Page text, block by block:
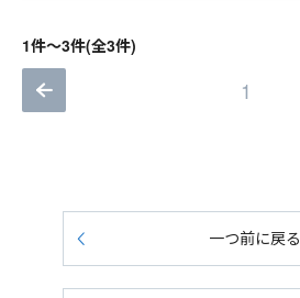
1件～3件(全3件)
1
一つ前に戻る